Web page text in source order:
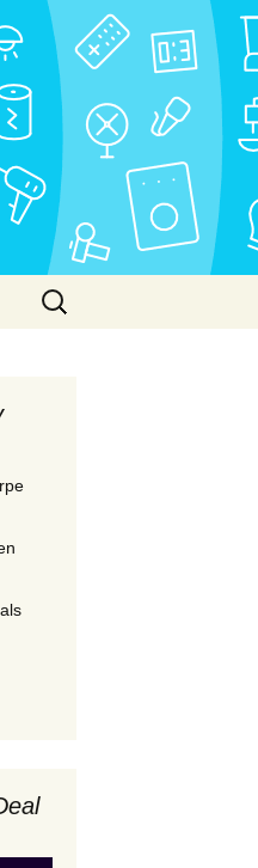
Zoeken
naar: